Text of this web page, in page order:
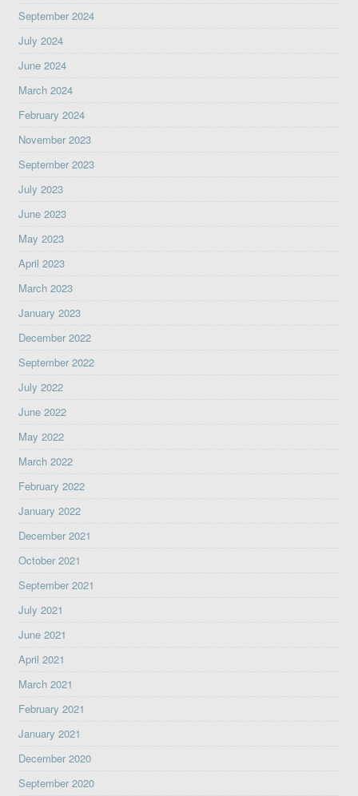
September 2024
July 2024
June 2024
March 2024
February 2024
November 2023
September 2023
July 2023
June 2023
May 2023
April 2023
March 2023
January 2023
December 2022
September 2022
July 2022
June 2022
May 2022
March 2022
February 2022
January 2022
December 2021
October 2021
September 2021
July 2021
June 2021
April 2021
March 2021
February 2021
January 2021
December 2020
September 2020